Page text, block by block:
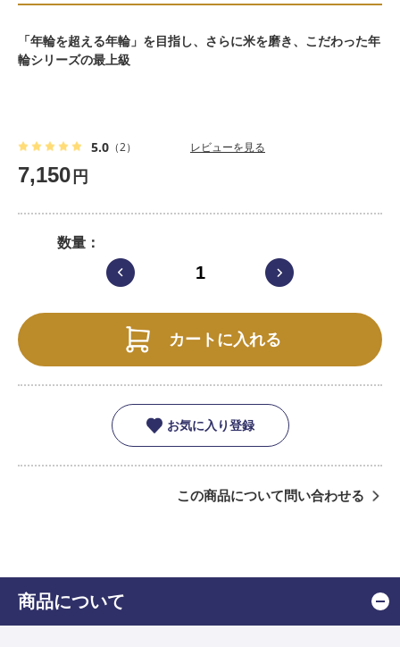
「年輪を超える年輪」を目指し、さらに米を磨き、こだわった年
輪シリーズの最上級
5.0 （2） レビューを見る
7,150 円
数量
カートに入れる
お気に入り登録
この商品について問い合わせる
商品について